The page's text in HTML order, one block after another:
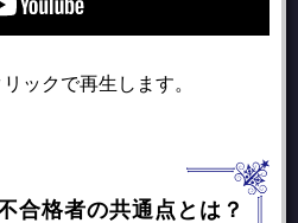
ックで再生します。
合格者の共通点とは？